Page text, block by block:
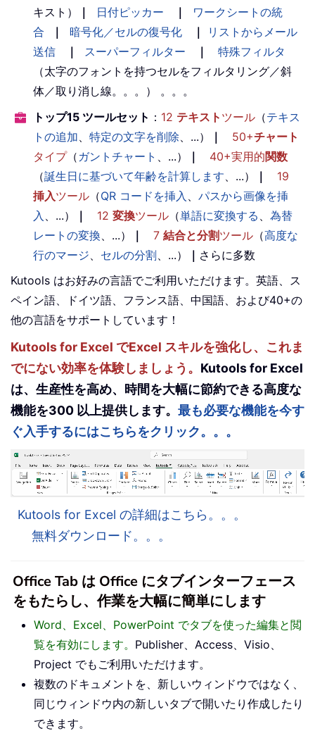
キスト）
｜ 日付ピッカー ｜
ワークシートの統
合
｜ 暗号化／セルの復号化 ｜
リストからメール
送信
｜ スーパーフィルター ｜
特殊フィルタ
（太字のフォントを持つセルをフィルタリング／斜
体／取り消し線。。。） 。。。
トップ15 ツールセット ： 12 テキスト ツール （テキス
トの追加
特定の文字を削除 、...） ｜ 50+チャート
タイプ（ ガントチャート 、...） ｜ 40+実用的関数
（誕生日に基づいて年齢を計算します 、...） ｜
19
挿入ツール （QR コードを挿入
パスから画像を挿
入
、...） ｜ 12 変換ツール （単語に変換する
為替
レートの変換 、...） ｜ 7 結合と分割ツール （高度な
行のマージ
セルの分割 、...） ｜ さらに多数
Kutools はお好みの言語でご利用いただけます。英語、ス
ペイン語、ドイツ語、フランス語、中国語、および40+の
他の言語をサポートしています！
Kutools for Excel でExcel スキルを強化し、これま
でにない効率を体験しましょう。 Kutools for Excel
は、生産性を高め、時間を大幅に節約できる高度な
機能を300 以上提供します。 最も必要な機能を今す
ぐ入手するにはこちらをクリック。。。
Kutools for Excel の詳細はこちら。。。
無料ダウンロード。。。
Office Tab は Office にタブインターフェース
をもたらし、作業を大幅に簡単にします
Word、Excel、PowerPoint でタブを使った編集と閲
覧を有効にします。 Publisher、Access、Visio、
Project でもご利用いただけます。
複数のドキュメントを、新しいウィンドウではなく、
同じウィンドウ内の新しいタブで開いたり作成したり
できます。